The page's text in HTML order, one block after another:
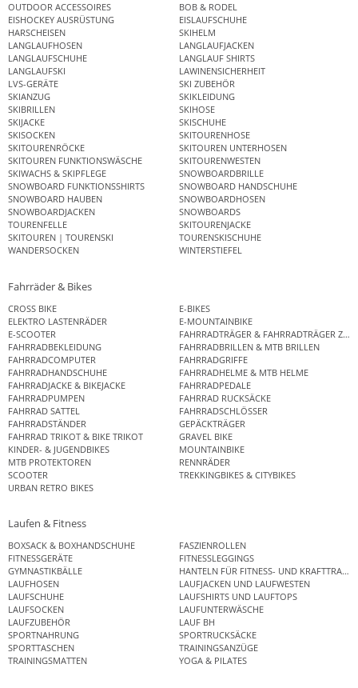
OUTDOOR ACCESSOIRES
BOB & RODEL
EISHOCKEY AUSRÜSTUNG
EISLAUFSCHUHE
HARSCHEISEN
SKIHELM
LANGLAUFHOSEN
LANGLAUFJACKEN
LANGLAUFSCHUHE
LANGLAUF SHIRTS
LANGLAUFSKI
LAWINENSICHERHEIT
LVS-GERÄTE
SKI ZUBEHÖR
SKIANZUG
SKIKLEIDUNG
SKIBRILLEN
SKIHOSE
SKIJACKE
SKISCHUHE
SKISOCKEN
SKITOURENHOSE
SKITOURENRÖCKE
SKITOUREN UNTERHOSEN
SKITOUREN FUNKTIONSWÄSCHE
SKITOURENWESTEN
SKIWACHS & SKIPFLEGE
SNOWBOARDBRILLE
SNOWBOARD FUNKTIONSSHIRTS
SNOWBOARD HANDSCHUHE
SNOWBOARD HAUBEN
SNOWBOARDHOSEN
SNOWBOARDJACKEN
SNOWBOARDS
TOURENFELLE
SKITOURENJACKE
SKITOUREN | TOURENSKI
TOURENSKISCHUHE
WANDERSOCKEN
WINTERSTIEFEL
Fahrräder & Bikes
CROSS BIKE
E-BIKES
ELEKTRO LASTENRÄDER
E-MOUNTAINBIKE
E-SCOOTER
FAHRRADTRÄGER & FAHRRADTRÄGER
FAHRRADBEKLEIDUNG
FAHRRADBRILLEN & MTB BRILLEN
FAHRRADCOMPUTER
FAHRRADGRIFFE
FAHRRADHANDSCHUHE
FAHRRADHELME & MTB HELME
FAHRRADJACKE & BIKEJACKE
FAHRRADPEDALE
FAHRRADPUMPEN
FAHRRAD RUCKSÄCKE
FAHRRAD SATTEL
FAHRRADSCHLÖSSER
FAHRRADSTÄNDER
GEPÄCKTRÄGER
FAHRRAD TRIKOT & BIKE TRIKOT
GRAVEL BIKE
KINDER- & JUGENDBIKES
MOUNTAINBIKE
MTB PROTEKTOREN
RENNRÄDER
SCOOTER
TREKKINGBIKES & CITYBIKES
URBAN RETRO BIKES
Laufen & Fitness
BOXSACK & BOXHANDSCHUHE
FASZIENROLLEN
FITNESSGERÄTE
FITNESSLEGGINGS
GYMNASTIKBÄLLE
HANTELN FÜR FITNESS- UND
LAUFHOSEN
LAUFJACKEN UND LAUFWESTEN
LAUFSCHUHE
LAUFSHIRTS UND LAUFTOPS
LAUFSOCKEN
LAUFUNTERWÄSCHE
LAUFZUBEHÖR
LAUF BH
SPORTNAHRUNG
SPORTRUCKSÄCKE
SPORTTASCHEN
TRAININGSANZÜGE
TRAININGSMATTEN
YOGA & PILATES